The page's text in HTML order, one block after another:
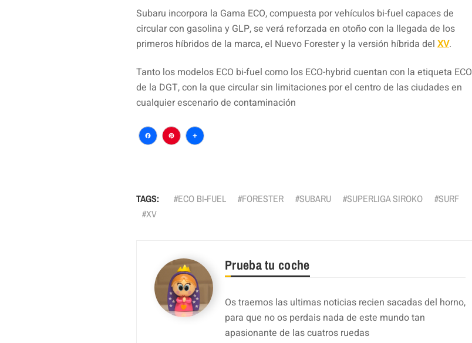
Subaru incorpora la Gama ECO, compuesta por vehículos bi-fuel capaces de
circular con gasolina y GLP, se verá reforzada en otoño con la llegada de los
primeros híbridos de la marca, el Nuevo Forester y la versión híbrida del XV.
Tanto los modelos ECO bi-fuel como los ECO-hybrid cuentan con la etiqueta ECO
de la DGT, con la que circular sin limitaciones por el centro de las ciudades en
cualquier escenario de contaminación
Facebook
Pinterest
Compartir
TAGS: ECO BI-FUEL FORESTER SUBARU SUPERLIGA SIROKO
SURF
XV
Prueba tu coche
Os traemos las ultimas noticias recien sacadas del horno,
para que no os perdais nada de este mundo tan
apasionante de las cuatros ruedas